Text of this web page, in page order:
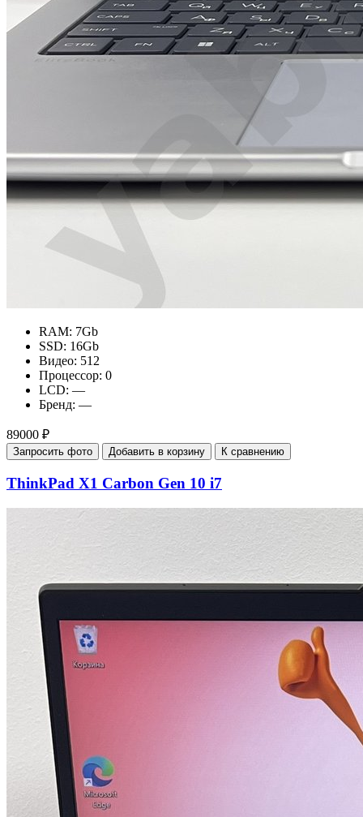
RAM: 7Gb
SSD: 16Gb
Видео: 512
Процессор: 0
LCD: —
Бренд: —
89000 ₽
Запросить фото Добавить в корзину К сравнению
ThinkPad X1 Carbon Gen 10 i7